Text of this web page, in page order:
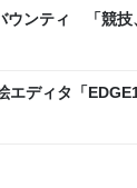
ウンティ 「競技
バテックLAB
エディタ「
カス】 - レバテ